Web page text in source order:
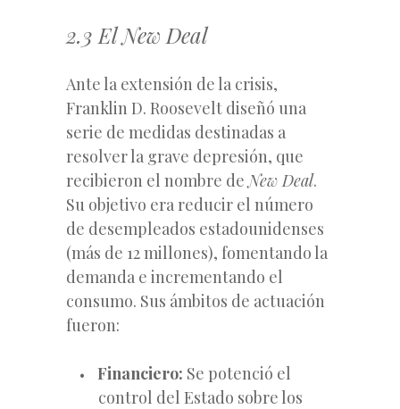
2.3 El New Deal
Ante la extensión de la crisis,
Franklin D. Roosevelt diseñó una
serie de medidas destinadas a
resolver la grave depresión, que
recibieron el nombre deNew Deal.
Su objetivo era reducir el número
de desempleados estadounidenses
(más de 12 millones), fomentando la
demanda e incrementando el
consumo. Sus ámbitos de actuación
fueron:
Financiero: Se potenció el
control del Estado sobre los